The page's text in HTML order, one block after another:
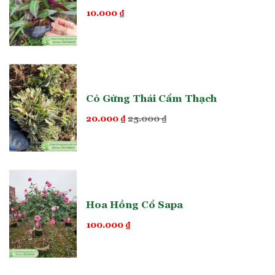
Chậu vuông 1m2 trồng cây cảnh
10.000 ₫
Cỏ Gừng Thái Cẩm Thạch
20.000 ₫ 25.000₫
Hoa Hồng Cổ Sapa
100.000 ₫